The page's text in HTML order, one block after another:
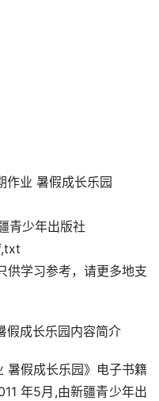
编
出版社:新疆青少年出版社
：pdf,txt
暑假成长乐园》电子书籍
年5月,由新疆青少年出